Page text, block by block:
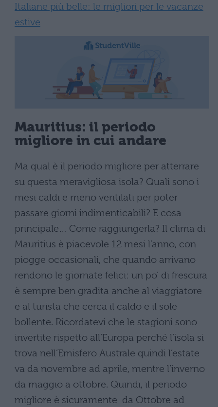
Italiane più belle: le migliori per le vacanze
estive
Mauritius: il periodo
migliore in cui andare
Ma qual è il periodo migliore per atterrare
su questa meravigliosa isola? Quali sono i
mesi caldi e meno ventilati per poter
passare giorni indimenticabili? E cosa
principale… Come raggiungerla? Il clima di
Mauritius è piacevole 12 mesi l’anno, con
piogge occasionali, che quando arrivano
rendono le giornate felici: un po’ di frescura
è sempre ben gradita anche al viaggiatore
e al turista che cerca il caldo e il sole
bollente. Ricordatevi che le stagioni sono
invertite rispetto all’Europa perché l’isola si
trova nell’Emisfero Australe quindi l’estate
va da novembre ad aprile, mentre l’inverno
da maggio a ottobre. Quindi, il periodo
migliore è sicuramente da Ottobre ad